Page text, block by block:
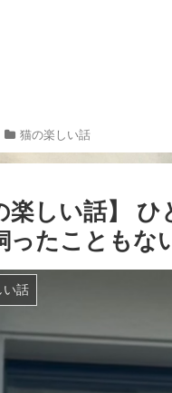
猫の楽しい話
楽しい話】
ったこともな
い話